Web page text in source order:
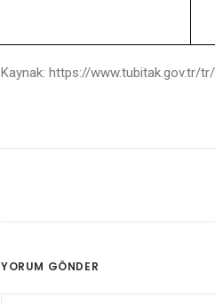
Kaynak: https://www.tubitak.gov.tr/
YORUM GÖNDER